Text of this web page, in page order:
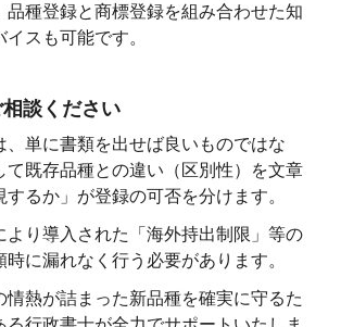
品種登録と商標登録を組み合わせた知
スも可能です。
談ください
、単に書類を出せば良いものではな
て既存品種との違い（区別性）を文章
するか」が登録の可否を分けます。
より導入された「海外持出制限」等の
に漏れなく行う必要があります。
情熱が詰まった新品種を確実に守るた